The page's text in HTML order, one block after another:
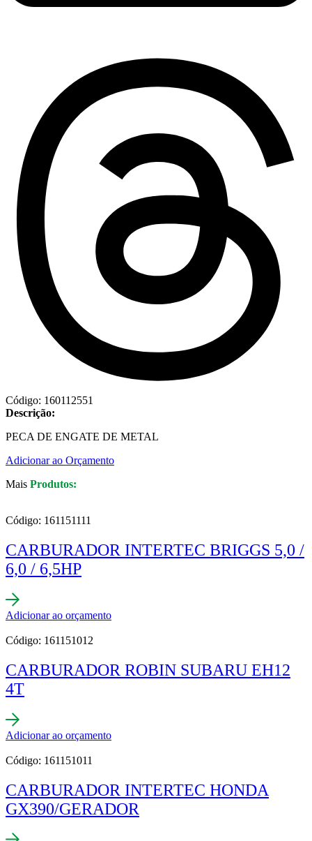
Código: 160112551
Descrição:
PECA DE ENGATE DE METAL
Adicionar ao Orçamento
Mais Produtos:
Código: 161151111
CARBURADOR INTERTEC BRIGGS 5,0 /
6,0 / 6,5HP
Adicionar ao orçamento
Código: 161151012
CARBURADOR ROBIN SUBARU EH12
4T
Adicionar ao orçamento
Código: 161151011
CARBURADOR INTERTEC HONDA
GX390/GERADOR